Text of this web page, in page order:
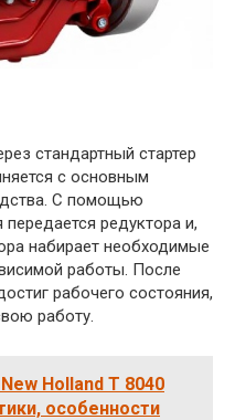
стандартный стартер
с основным
С помощью
редуктора и,
набирает необходимые
работы. После
рабочего состояния,
работу.
Holland T 8040
особенности